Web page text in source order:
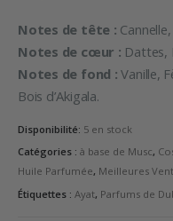
Notes de tête :
Notes de cœur : Dattes,
Notes de fond : Vanille,
Bois d’Akigala.
Disponibilité: 5 en stock
Catégories : à base de Musc,
Huile Parfumée, Meilleures
Étiquettes : Ayat, Parfums de